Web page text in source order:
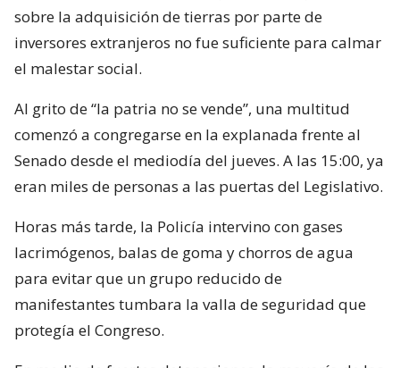
sobre la adquisición de tierras por parte de
inversores extranjeros no fue suficiente para calmar
el malestar social.
Al grito de “la patria no se vende”, una multitud
comenzó a congregarse en la explanada frente al
Senado desde el mediodía del jueves. A las 15:00, ya
eran miles de personas a las puertas del Legislativo.
Horas más tarde, la Policía intervino con gases
lacrimógenos, balas de goma y chorros de agua
para evitar que un grupo reducido de
manifestantes tumbara la valla de seguridad que
protegía el Congreso.